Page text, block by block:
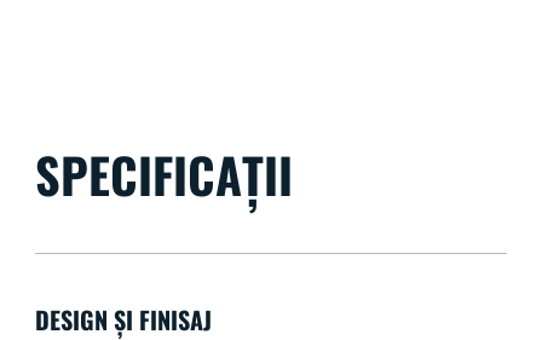
SPECIFICAȚII
DESIGN ȘI FINISAJ